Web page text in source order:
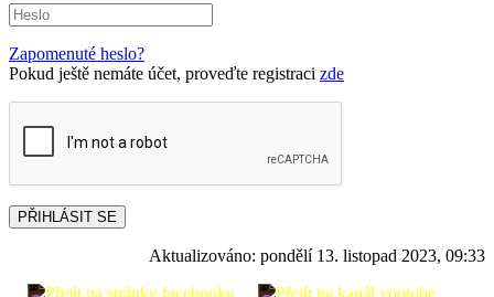
Zapomenuté heslo?
Pokud ještě nemáte účet, proveďte registraci zde
PŘIHLÁSIT SE
Aktualizováno: pondělí 13. listopad 2023, 09:33